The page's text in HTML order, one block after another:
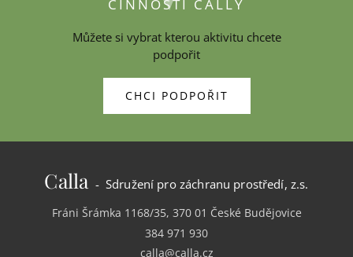
ČINNOSTI CALLY
Můžete si vybrat kterou aktivitu chcete
podpořit
CHCI PODPOŘIT
Calla- Sdružení pro záchranu prostředí, z.s.
Fráni Šrámka 1168/35, 370 01 České Budějovice
384 971 930
calla@calla.cz